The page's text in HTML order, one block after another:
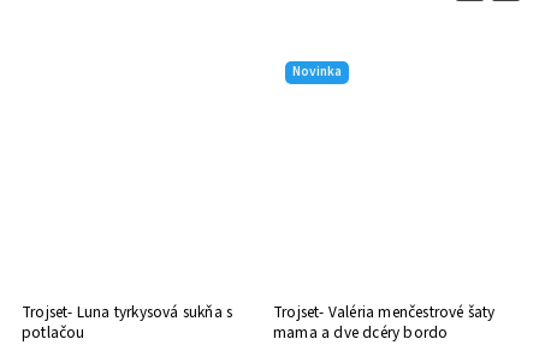
Trojset- Luna tyrkysová sukňa s
potlačou
Novinka
Trojset- Valéria menčestrové šaty
mama a dve dcéry bordo